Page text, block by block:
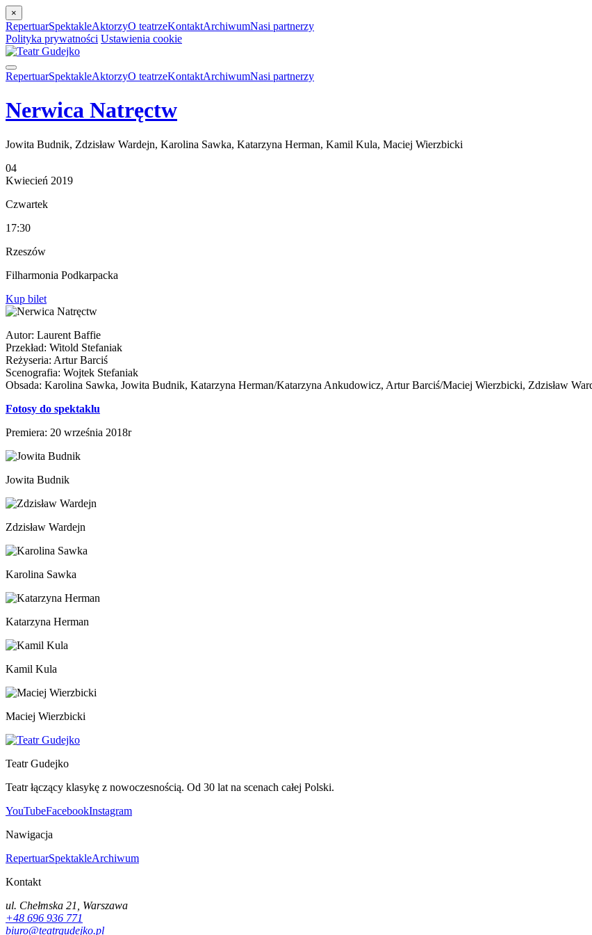
×
RepertuarSpektakleAktorzyO teatrzeKontaktArchiwumNasi partnerzy
Polityka prywatności Ustawienia cookie
RepertuarSpektakleAktorzyO teatrzeKontaktArchiwumNasi partnerzy
Nerwica Natręctw
Jowita Budnik, Zdzisław Wardejn, Karolina Sawka, Katarzyna Herman, Kamil Kula, Maciej Wierzbicki
04
Kwiecień 2019
Czwartek
17:30
Rzeszów
Filharmonia Podkarpacka
Kup bilet
Autor: Laurent Baffie
Przekład: Witold Stefaniak
Reżyseria: Artur Barciś
Scenografia: Wojtek Stefaniak
Obsada: Karolina Sawka, Jowita Budnik, Katarzyna Herman/Katarzyna Ankudowicz, Artur Barciś/Maciej Wierzbicki, Zdzisław
Fotosy do spektaklu
Premiera: 20 września 2018r
Jowita Budnik
Zdzisław Wardejn
Karolina Sawka
Katarzyna Herman
Kamil Kula
Maciej Wierzbicki
Teatr Gudejko
Teatr łączący klasykę z nowoczesnością. Od 30 lat na scenach całej Polski.
YouTubeFacebookInstagram
Nawigacja
RepertuarSpektakleArchiwum
Kontakt
ul. Chełmska 21, Warszawa
+48 696 936 771
biuro@teatrgudejko.pl